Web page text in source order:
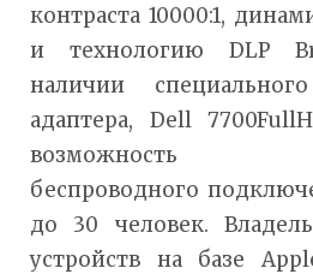
контраста 10000:1,
и технологию DLP
наличии
адаптера, Dell
возможность
беспроводного
до 30 человек.
устройств на базе